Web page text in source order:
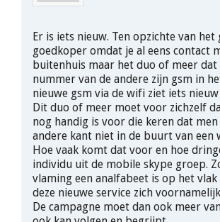
Er is iets nieuw. Ten opzichte van
goedkoper omdat je al eens contact
buitenhuis maar het duo of meer
nummer van de andere zijn gsm in
nieuwe gsm via de wifi ziet iets
Dit duo of meer moet voor zichzelf
nog handig is voor die keren dat
andere kant niet in de buurt van een
Hoe vaak komt dat voor en hoe
individu uit de mobile skype groep.
vlaming een analfabeet is op het
deze nieuwe service zich
De campagne moet dan ook meer